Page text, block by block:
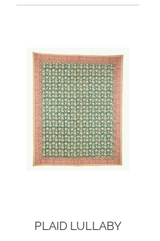
PLAID LULLABY